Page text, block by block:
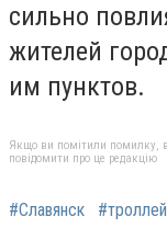
сильно
жителей
им пунктов.
Якщо ви помітили помилку,
повідомити про це редакцію
#Славянск